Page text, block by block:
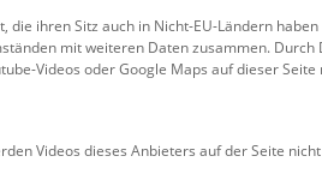
Führungen &
Kulinarik &
ihren Sitz auch in Nicht-EU-Ländern haben
mit weiteren Daten zusammen. Durch
Videos oder Google Maps auf dieser
Videos dieses Anbieters auf der Seite